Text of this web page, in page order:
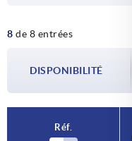
900
1650
8 de 8 entrées
DISPONIBILITÉ
Réf.
Réf.